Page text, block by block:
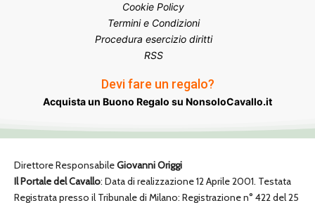
Cookie Policy
Termini e Condizioni
Procedura esercizio diritti
RSS
Devi fare un regalo?
Acquista un Buono Regalo su NonsoloCavallo.it
Direttore ResponsabileGiovanni Origgi
Il Portale del Cavallo: Data di realizzazione 12 Aprile 2001. Testata
Registrata presso il Tribunale di Milano: Registrazione n° 422 del 25